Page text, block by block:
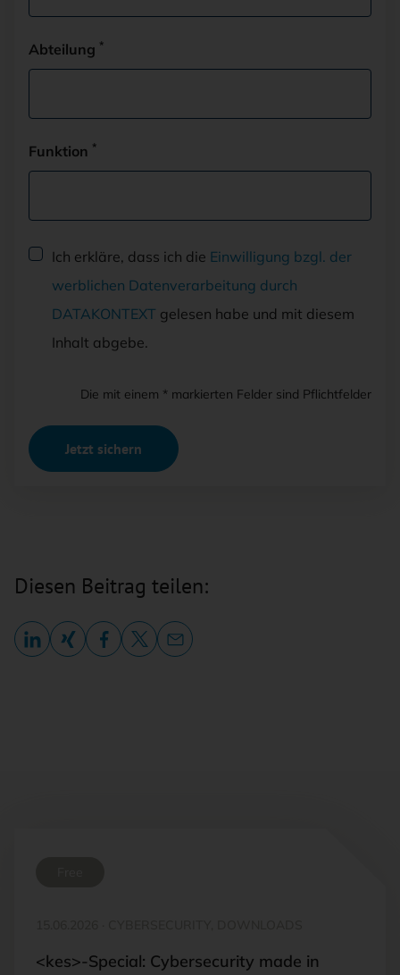
Abteilung *
Funktion *
Dieses Feld NICHT ausfüllen
Ich erkläre, dass ich die Einwilligung bzgl. der
werblichen Datenverarbeitung durch
DATAKONTEXT gelesen habe und mit diesem
Inhalt abgebe.
Die mit einem * markierten Felder sind Pflichtfelder
Jetzt sichern
Diesen Beitrag teilen:
<kes>-Special: Cybersecurity made in